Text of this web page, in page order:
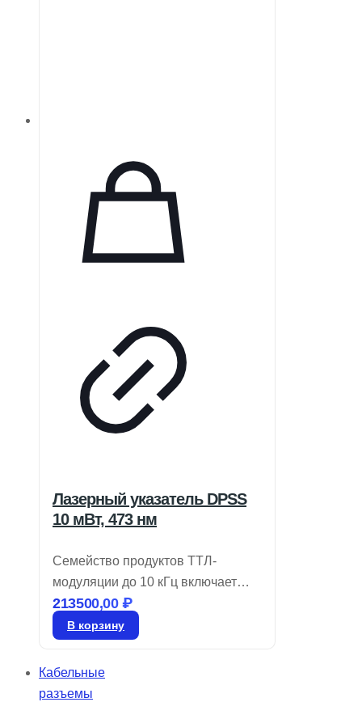
Лазерный указатель DPSS
10 мВт, 473 нм
Семейство продуктов ТТЛ-
модуляции до 10 кГц включает
лазеры DPSS, работающие в
поперечном режиме TEM00 и
зеленых, желтых и ИК диапазонах.
213500,00₽
В корзину
Кабельные
разъемы